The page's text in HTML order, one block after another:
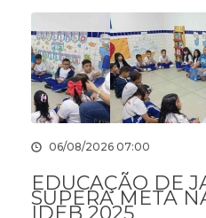
06/08/2026 07:00
EDUCAÇÃO DE
SUPERA META
IDEB 2025